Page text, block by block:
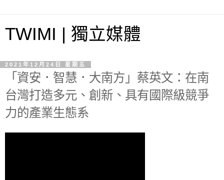
TWIMI | 獨立媒體
2021年12月24日 星期五
「資安．智慧．大南方」蔡英文：在南
台灣打造多元、創新、具有國際級競爭
力的產業生態系